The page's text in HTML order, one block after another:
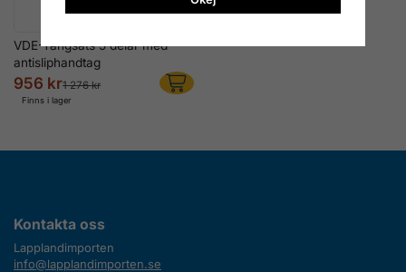
VDE-Tångsats 5 delar med
antisliphandtag
956 kr1 276 kr
Finns i lager
Kontakta oss
Lapplandimporten
info@lapplandimporten.se